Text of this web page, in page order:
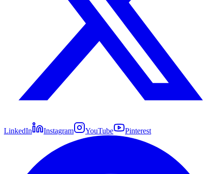
LinkedIn Instagram YouTube Pinterest